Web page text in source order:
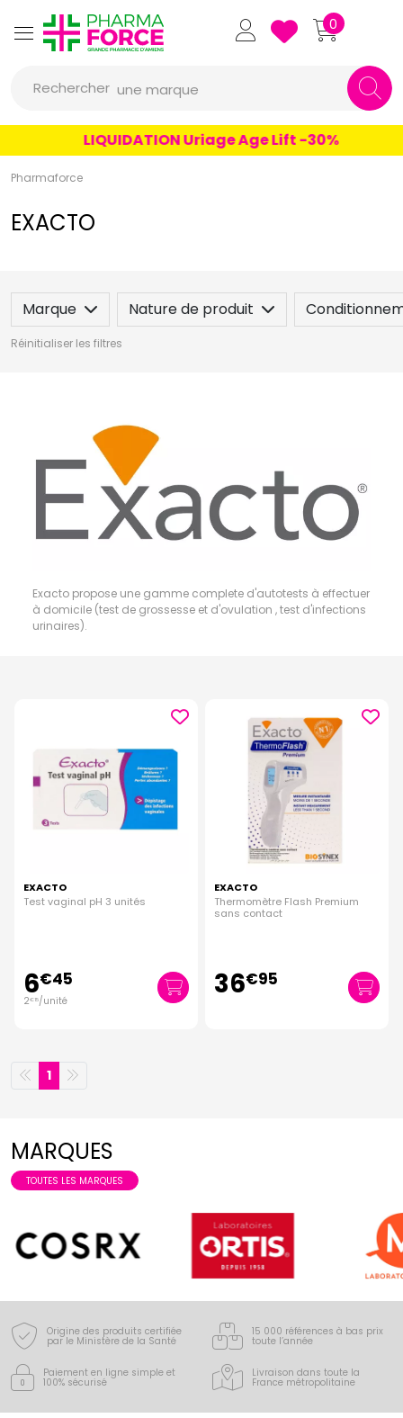
Pharmaforce Grande Pharmacie
0
Rechercher
un conseil
un produit
une marque
LIQUIDATION Uriage Age Lift -30%
Pharmaforce
EXACTO
Marque Nature de produit
Réinitialiser les filtres
Exacto propose une gamme complete d'autotests à effectuer
à domicile (test de grossesse et d'ovulation , test d'infections
urinaires).
EXACTO
Test vaginal pH 3 unités
6€45
2€ 15/unité
EXACTO
Thermomètre Flash Premium
sans contact
36€95
1
MARQUES
TOUTES LES MARQUES
Origine des produits certifiée
par le Ministère de la Santé
15 000 références à bas prix
toute l’année
Paiement en ligne simple et
100% sécurisé
Livraison dans toute la
France métropolitaine